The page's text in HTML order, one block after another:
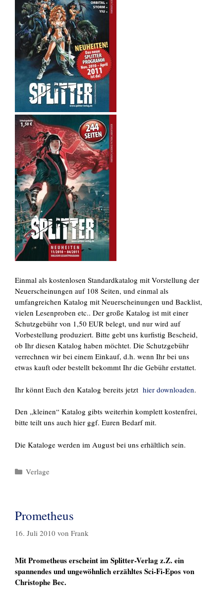
Einmal als kostenlosen Standardkatalog mit Vorstellung der
Neuerscheinungen auf 108 Seiten, und einmal als
umfangreichen Katalog mit Neuerscheinungen und Backlist,
vielen Lesenproben etc.. Der große Katalog ist mit einer
Schutzgebühr von 1,50 EUR belegt, und nur wird auf
Vorbestellung produziert. Bitte gebt uns kurfistig Bescheid,
ob Ihr diesen Katalog haben möchtet. Die Schutzgebühr
verrechnen wir bei einem Einkauf, d.h. wenn Ihr bei uns
etwas kauft oder bestellt bekommt Ihr die Gebühr erstattet.
Ihr könnt Euch den Katalog bereits jetzt hier downloaden.
Den „kleinen“ Katalog gibts weiterhin komplett kostenfrei,
bitte teilt uns auch hier ggf. Euren Bedarf mit.
Die Kataloge werden im August bei uns erhältlich sein.
Kategorien
Verlage
Prometheus
16. Juli 2010 von Frank
Mit Prometheus erscheint im Splitter-Verlag z.Z. ein
spannendes und ungewöhnlich erzähltes Sci-Fi-Epos von
Christophe Bec.